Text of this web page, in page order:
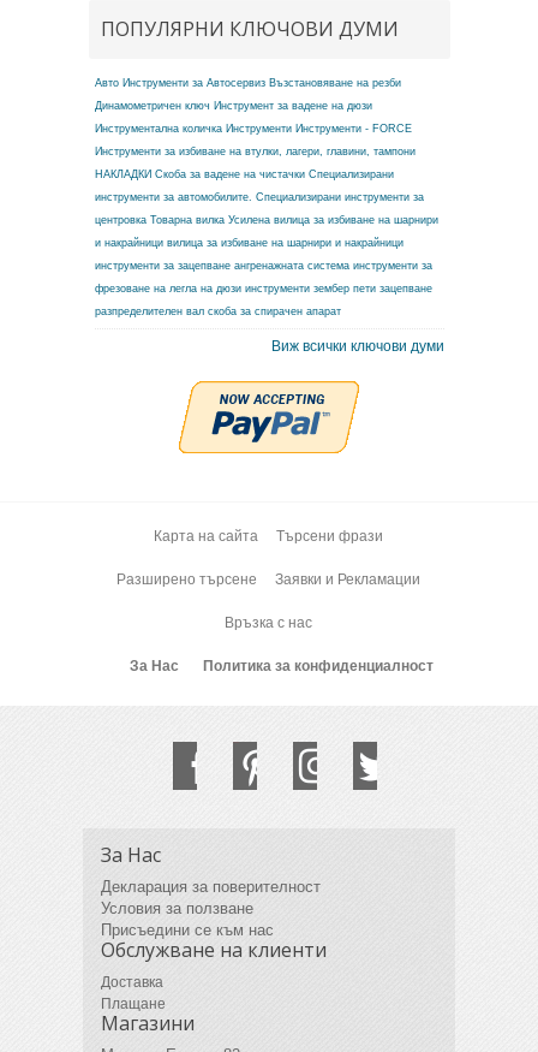
ПОПУЛЯРНИ КЛЮЧОВИ ДУМИ
Авто Инструменти за Автосервиз Възстановяване на резби
Динамометричен ключ Инструмент за вадене на дюзи
Инструментална количка Инструменти Инструменти - FORCE
Инструменти за избиване на втулки, лагери, главини, тампони
НАКЛАДКИ Скоба за вадене на чистачки Специализирани
инструменти за автомобилите. Специализирани инструменти за
центровка Товарна вилка Усилена вилица за избиване на шарнири
и накрайници вилица за избиване на шарнири и накрайници
инструменти за зацепване ангренажната система инструменти за
фрезоване на легла на дюзи инструменти зембер пети зацепване
разпределителен вал скоба за спирачен апарат
Виж всички ключови думи
Карта на сайта Търсени фрази
Разширено търсене Заявки и Рекламации
Връзка с нас
За Нас Политика за конфиденциалност
За Нас
Декларация за поверителност
Условия за ползване
Присъедини се към нас
Обслужване на клиенти
Доставка
Плащане
Магазини